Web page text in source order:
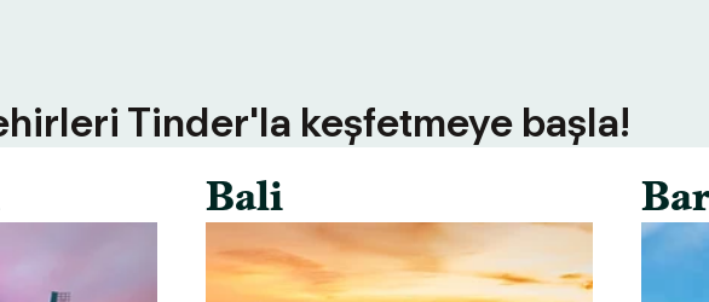
Tinder'la keşfetmeye başla!
Bali